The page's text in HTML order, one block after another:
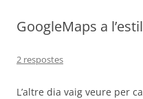
GoogleMaps a
2 respostes
L’altre dia vaig veure per